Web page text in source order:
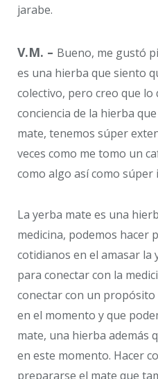
jarabe.
V.M. – Bueno, me gustó
es una hierba que siento
colectivo, pero creo que lo
conciencia de la hierba
mate, tenemos súper
veces como me tomo un
como algo así como súper
La yerba mate es una
medicina, podemos hacer
cotidianos en el amasar la
para conectar con la
conectar con un
en el momento y que
mate, una hierba además
en este momento. Hacer
prepararse el mate que